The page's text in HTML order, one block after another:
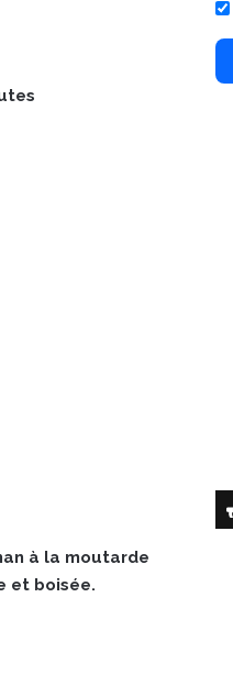
à la moutarde
et boisée.